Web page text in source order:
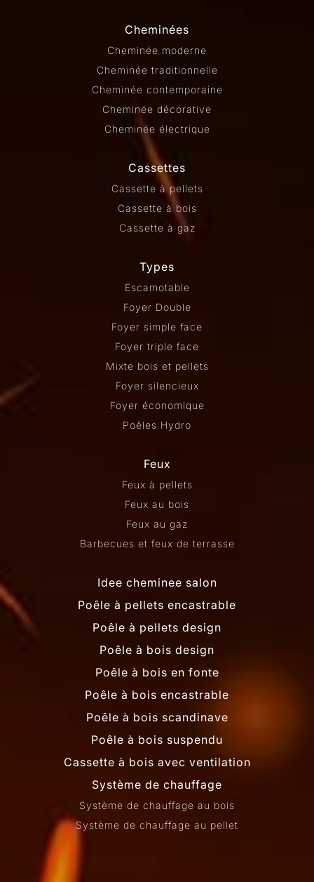
Cheminées
Cheminée moderne
Cheminée traditionnelle
Cheminée contemporaine
Cheminée décorative
Cheminée électrique
Cassettes
Cassette à pellets
Cassette à bois
Cassette à gaz
Types
Escamotable
Foyer Double
Foyer simple face
Foyer triple face
Mixte bois et pellets
Foyer silencieux
Foyer économique
Poêles Hydro
Feux
Feux à pellets
Feux au bois
Feux au gaz
Barbecues et feux de terrasse
Idee cheminee salon
Poêle à pellets encastrable
Poêle à pellets design
Poêle à bois design
Poêle à bois en fonte
Poêle à bois encastrable
Poêle à bois scandinave
Poêle à bois suspendu
Cassette à bois avec ventilation
Système de chauffage
Système de chauffage au bois
Système de chauffage au pellet